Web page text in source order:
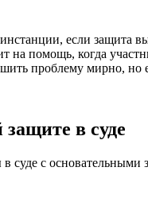
если защита
на помощь, когда
проблему мирно, но
в суде
суде с